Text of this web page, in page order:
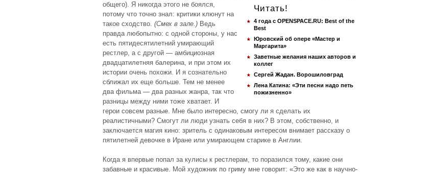
общего).
Читать!
4 года с OPENSPACE.RU: Best of the
Best
Юровский об опере «Мастер и
Маргарита»
Заветные желания наших авторов и
коллег
Сергей Жадан. Ворошиловград
Лена Катина: «Эти песни надо петь
пожизненно»
Я никогда этого не боялся,
потому что точно знал: критики клюнут на
такое сходство. (Смех в зале.) Ведь
правда любопытно: с одной стороны, у нас
есть пятидесятилетний умирающий
рестлер, а с другой — амбициозная
двадцатилетняя балерина, и при этом их
истории очень похожи. И я сознательно
сближал их еще больше. Тем не менее
два фильма — два разных жанра, так что
разницы между ними тоже хватает. И
герои совсем разные. Мне было интересно, смогу ли я сделать их
реалистичными? Смогут ли люди узнать себя в них? В этом, собственно, и
заключается магия кино: зритель с одинаковым интересом внимает рассказу о
пятилетней девочке в Иране или умирающем старике в Англии.
Когда я впервые попал за кулисы к рестлерам, то поразился тому, какие они
забавные и красивые. Мой художник по гриму мне говорит: «Это же как в научно-